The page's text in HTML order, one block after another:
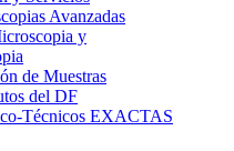
Avanzadas
y
de Muestras
del DF
Técnicos EXACTAS